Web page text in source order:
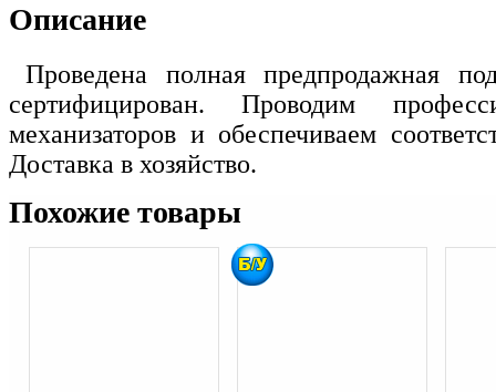
Описание
Проведена полная предпродажная
сертифицирован. Проводим
механизаторов и обеспечиваем
Доставка в хозяйство.
Похожие товары